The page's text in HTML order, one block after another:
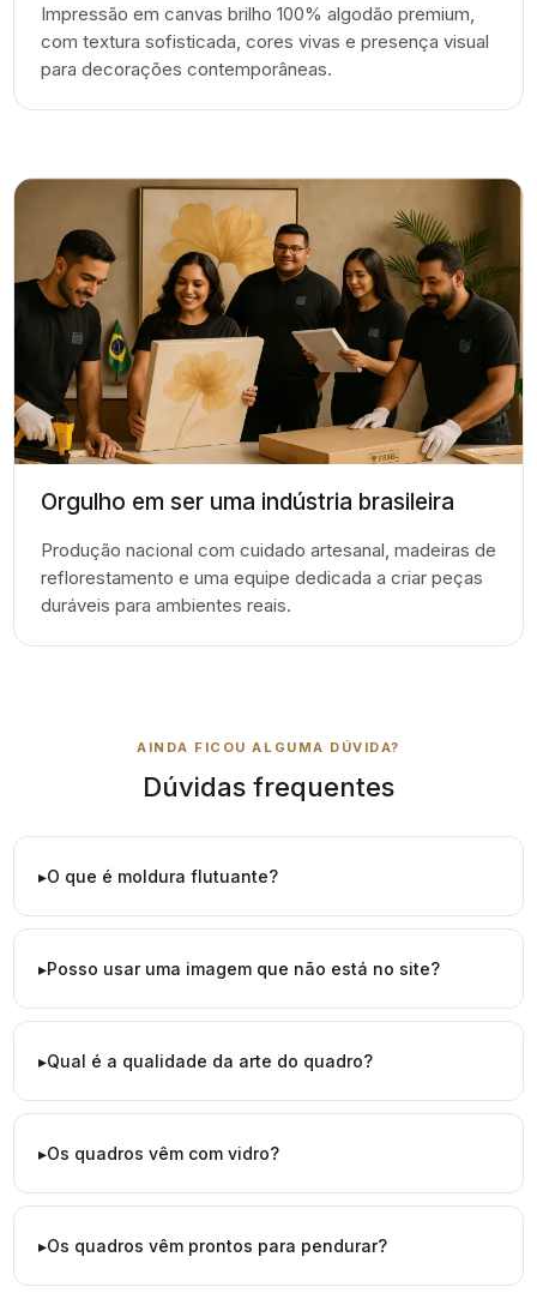
Impressão em canvas brilho 100% algodão premium,
com textura sofisticada, cores vivas e presença visual
para decorações contemporâneas.
Orgulho em ser uma indústria brasileira
Produção nacional com cuidado artesanal, madeiras de
reflorestamento e uma equipe dedicada a criar peças
duráveis para ambientes reais.
AINDA FICOU ALGUMA DÚVIDA?
Dúvidas frequentes
O que é moldura flutuante?
Posso usar uma imagem que não está no site?
Qual é a qualidade da arte do quadro?
Os quadros vêm com vidro?
Os quadros vêm prontos para pendurar?